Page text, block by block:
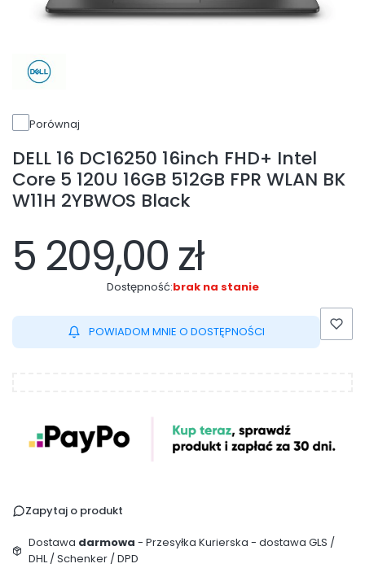
Porównaj
DELL 16 DC16250 16inch FHD+ Intel
Core 5 120U 16GB 512GB FPR WLAN BK
W11H 2YBWOS Black
5 209,00 zł
Dostępność:brak na stanie
POWIADOM MNIE O DOSTĘPNOŚCI
Zapytaj o produkt
Dostawa darmowa - Przesyłka Kurierska - dostawa GLS /
DHL / Schenker / DPD